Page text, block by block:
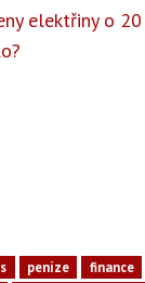
elektřiny o
peníze finance